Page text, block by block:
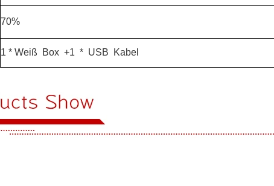
70%
1 * Weiß Box +1 * USB Kabel